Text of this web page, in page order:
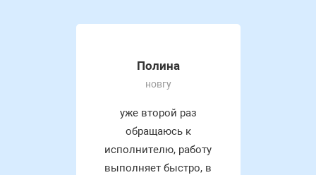
Полина
новгу
уже второй раз
обращаюсь к
исполнителю, работу
выполняет быстро, в